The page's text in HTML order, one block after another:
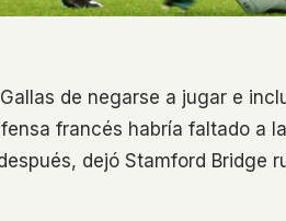
de negarse a jugar e
francés habría faltado a
dejó Stamford Bridge